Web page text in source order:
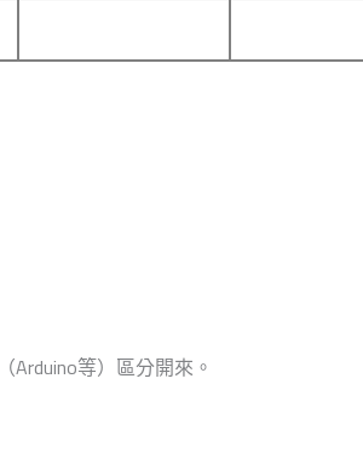
等）區分開來。